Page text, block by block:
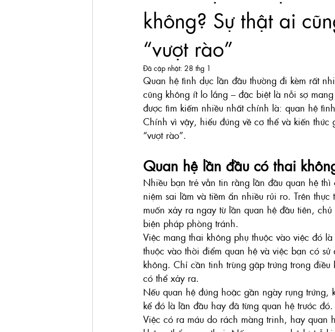
không? Sự thật ai
“vượt rào”
Đã cập nhật: 28 thg 1
Quan hệ tình dục lần đầu thường đi kèm rất
cũng không ít lo lắng – đặc biệt là nỗi sợ
được tìm kiếm nhiều nhất chính là: quan hệ
Chính vì vậy, hiểu đúng về cơ thể và kiến
“vượt rào”.
Quan hệ lần đầu có thai
Nhiều bạn trẻ vẫn tin rằng lần đầu quan hệ
niệm sai lầm và tiềm ẩn nhiều rủi ro. Trên
muốn xảy ra ngay từ lần quan hệ đầu tiên,
biện pháp phòng tránh.
Việc mang thai không phụ thuộc vào việc đó
thuộc vào thời điểm quan hệ và việc bạn có
không. Chỉ cần tinh trùng gặp trứng trong
có thể xảy ra.
Nếu quan hệ đúng hoặc gần ngày rụng
kể đó là lần đầu hay đã từng quan hệ trước đó.
Việc có ra máu do rách màng trinh, hay quan